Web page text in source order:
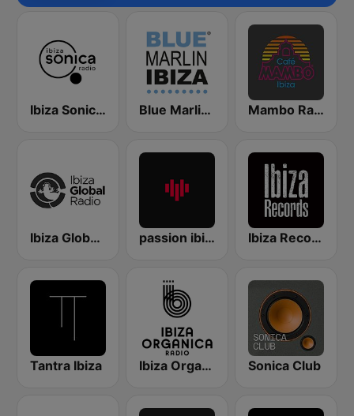
Ibiza Sonica Radio Blue Marlin Ibiza Radio Mambo Radio
Ibiza Global Radio passion ibiza radio Ibiza Records
Tantra Ibiza Ibiza Organica Radio Sonica Club